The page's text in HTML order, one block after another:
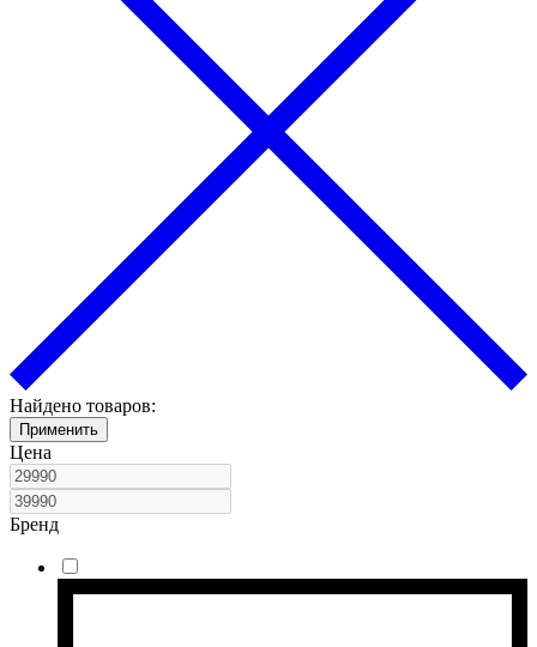
Найдено товаров:
Применить
Цена
Бренд